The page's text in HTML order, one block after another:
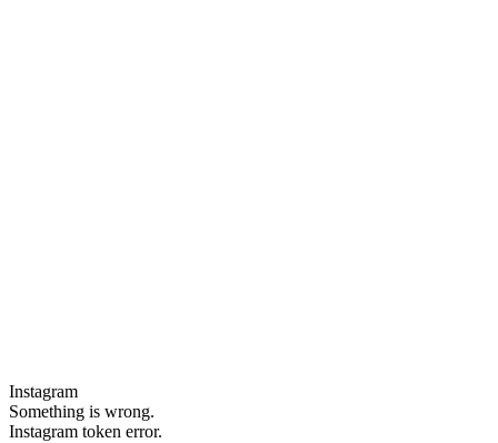
Instagram
Something is wrong.
Instagram token error.